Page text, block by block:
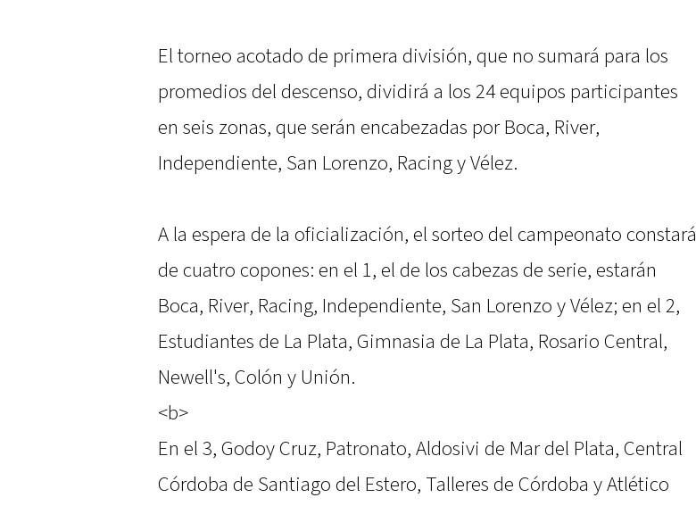
El torneo acotado de primera división, que no sumará para los
promedios del descenso, dividirá a los 24 equipos participantes
en seis zonas, que serán encabezadas por Boca, River,
Independiente, San Lorenzo, Racing y Vélez.
A la espera de la oficialización, el sorteo del campeonato constará
de cuatro copones: en el 1, el de los cabezas de serie, estarán
Boca, River, Racing, Independiente, San Lorenzo y Vélez; en el 2,
Estudiantes de La Plata, Gimnasia de La Plata, Rosario Central,
Newell's, Colón y Unión.
<b>
En el 3, Godoy Cruz, Patronato, Aldosivi de Mar del Plata, Central
Córdoba de Santiago del Estero, Talleres de Córdoba y Atlético